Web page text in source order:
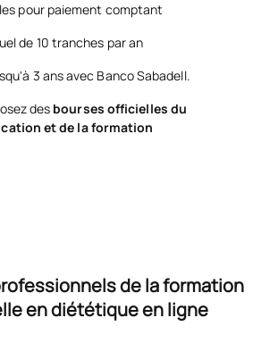
pour paiement comptant
de 10 tranches par an
3 ans avec Banco Sabadell.
des bourses officielles du
et de la formation
de la formation
en diététique en ligne